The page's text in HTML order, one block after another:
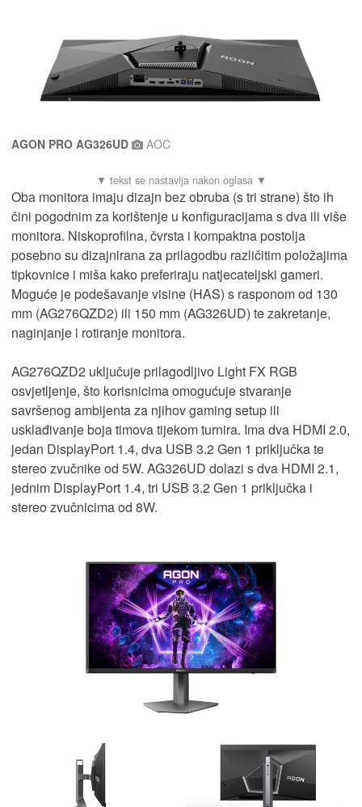
AGON PRO AG326UD AOC
Oba monitora imaju dizajn bez obruba (s tri strane) što ih
čini pogodnim za korištenje u konfiguracijama s dva ili više
monitora. Niskoprofilna, čvrsta i kompaktna postolja
posebno su dizajnirana za prilagodbu različitim položajima
tipkovnice i miša kako preferiraju natjecateljski gameri.
Moguće je podešavanje visine (HAS) s rasponom od 130
mm (AG276QZD2) ili 150 mm (AG326UD) te zakretanje,
naginjanje i rotiranje monitora.
AG276QZD2 uključuje prilagodljivo Light FX RGB
osvjetljenje, što korisnicima omogućuje stvaranje
savršenog ambijenta za njihov gaming setup ili
usklađivanje boja timova tijekom turnira. Ima dva HDMI 2.0,
jedan DisplayPort 1.4, dva USB 3.2 Gen 1 priključka te
stereo zvučnike od 5W. AG326UD dolazi s dva HDMI 2.1,
jednim DisplayPort 1.4, tri USB 3.2 Gen 1 priključka i
stereo zvučnicima od 8W.